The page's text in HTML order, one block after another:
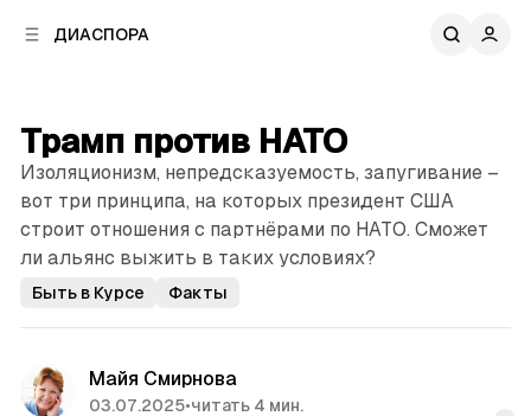
ДИАСПОРА
Трамп против НАТО
Изоляционизм, непредсказуемость, запугивание –
вот три принципа, на которых президент США
строит отношения с партнёрами по НАТО. Сможет
ли альянс выжить в таких условиях?
Быть в Курсе Факты
Майя Смирнова
03.07.2025•читать 4 мин.